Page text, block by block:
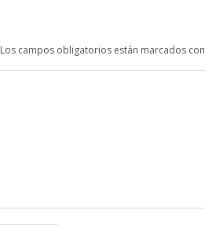
Los campos obligatorios están marcados con